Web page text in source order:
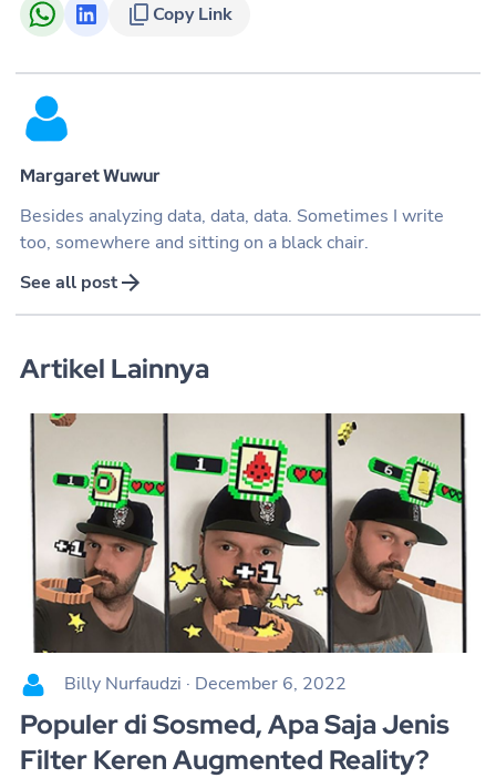
Copy Link
Margaret Wuwur
Besides analyzing data, data, data. Sometimes I write
too, somewhere and sitting on a black chair.
See all post
Artikel Lainnya
Billy Nurfaudzi · December 6, 2022
Populer di Sosmed, Apa Saja Jenis
Filter Keren Augmented Reality?